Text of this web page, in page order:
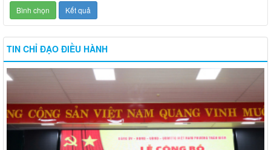
TIN CHỈ ĐẠO ĐIỀU HÀNH